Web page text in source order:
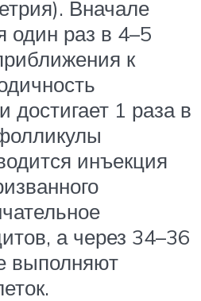
Вначале
один раз в 4–5
к
достигает 1 раза в
инъекция
а через 34–36
выполняют